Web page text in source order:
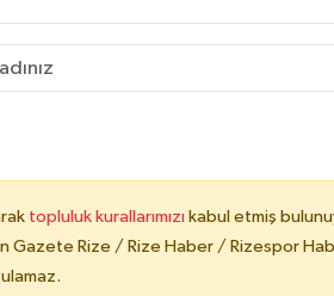
topluluk kurallarımızı kabul etmiş
Gazete Rize / Rize Haber / Rizespor